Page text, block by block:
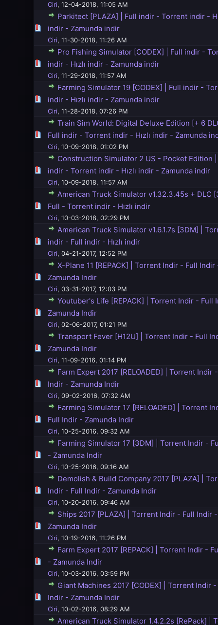
Ciri, 12-04-2018, 11:05 AM
Parkitect [PLAZA] | Full indir - Torrent indir -
indir - Zamunda indir
Ciri, 11-30-2018, 11:26 AM
üzerinden 0 Oy - Toplam Ortalama 0 Oy Verilmiş
12345
Pro Fishing Simulator [CODEX] | Full indir -
indir - Hızlı indir - Zamunda indir
Ciri, 11-29-2018, 11:57 AM
üzerinden 0 Oy - Toplam Ortalama 0 Oy Verilmiş
12345
Farming Simulator 19 [CODEX] | Full indir -
indir - Hızlı indir - Zamunda indir
Ciri, 11-28-2018, 07:26 PM
üzerinden 0 Oy - Toplam Ortalama 0 Oy Verilmiş
12345
Train Sim World: Digital Deluxe Edition [+ 6
Full indir - Torrent indir - Hızlı indir - Zamunda
Ciri, 10-09-2018, 01:02 PM
üzerinden 0 Oy - Toplam Ortalama 0 Oy Verilmiş
12345
Construction Simulator 2 US - Pocket Edition
indir - Torrent indir - Hızlı indir - Zamunda indir
Ciri, 10-09-2018, 11:57 AM
üzerinden 0 Oy - Toplam Ortalama 0 Oy Verilmiş
12345
American Truck Simulator v1.32.3.45s + DLC
Full - Torrent indir - Hızlı indir
Ciri, 10-03-2018, 02:29 PM
üzerinden 0 Oy - Toplam Ortalama 0 Oy Verilmiş
12345
American Truck Simulator v1.6.1.7s [3DM] |
indir - Full indir - Hızlı indir
Ciri, 04-21-2017, 12:52 PM
üzerinden 0 Oy - Toplam Ortalama 0 Oy Verilmiş
12345
X-Plane 11 [REPACK] | Torrent Indir - Full Indir
Zamunda Indir
Ciri, 03-31-2017, 12:03 PM
üzerinden 0 Oy - Toplam Ortalama 0 Oy Verilmiş
1234
Youtuber's Life [REPACK] | Torrent Indir - Full
Zamunda Indir
Ciri, 02-06-2017, 01:21 PM
üzerinden 0 Oy - Toplam Ortalama 0 Oy Verilmiş
1234
Transport Fever [H12U] | Torrent Indir - Full
Zamunda Indir
Ciri, 11-09-2016, 01:14 PM
üzerinden 0 Oy - Toplam Ortalama 0 Oy Verilmiş
1234
Farm Expert 2017 [RELOADED] | Torrent Indir
Indir - Zamunda Indir
Ciri, 09-02-2016, 07:32 AM
üzerinden 0 Oy - Toplam Ortalama 0 Oy Verilmiş
12345
Farming Simulator 17 [RELOADED] | Torrent
Full Indir - Zamunda Indir
Ciri, 10-25-2016, 09:32 AM
üzerinden 0 Oy - Toplam Ortalama 0 Oy Verilmiş
12345
Farming Simulator 17 [3DM] | Torrent Indir -
- Zamunda Indir
Ciri, 10-25-2016, 09:16 AM
üzerinden 0 Oy - Toplam Ortalama 0 Oy Verilmiş
12345
Demolish & Build Company 2017 [PLAZA] |
Indir - Full Indir - Zamunda Indir
Ciri, 10-20-2016, 09:46 AM
üzerinden 0 Oy - Toplam Ortalama 0 Oy Verilmiş
12345
Ships 2017 [PLAZA] | Torrent Indir - Full Indir -
Zamunda Indir
Ciri, 10-19-2016, 11:26 PM
üzerinden 0 Oy - Toplam Ortalama 0 Oy Verilmiş
1234
Farm Expert 2017 [REPACK] | Torrent Indir -
- Zamunda Indir
Ciri, 10-03-2016, 03:59 PM
üzerinden 0 Oy - Toplam Ortalama 0 Oy Verilmiş
12345
Giant Machines 2017 [CODEX] | Torrent Indir -
Indir - Zamunda Indir
Ciri, 10-02-2016, 08:29 AM
üzerinden 0 Oy - Toplam Ortalama 0 Oy Verilmiş
12345
American Truck Simulator 1.4.2.2s [RePack] |